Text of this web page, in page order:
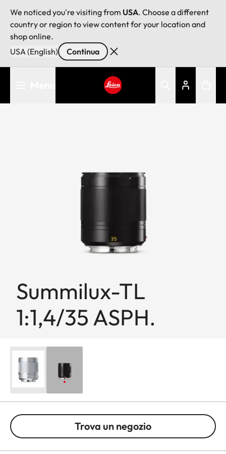
We noticed you're visiting from USA. Choose a different
country or region to view content for your location and
shop online.
USA (English)
Continua
Summilux-TL
1:1,4/35 ASPH.
Trova un negozio